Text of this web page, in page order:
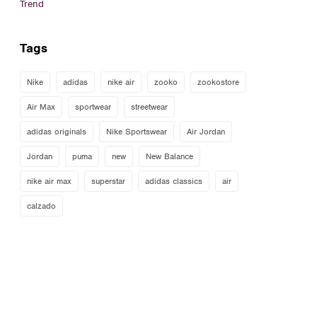
Trend
Tags
Nike adidas nike air zooko zookostore
Air Max sportwear streetwear
adidas originals Nike Sportswear Air Jordan
Jordan puma new New Balance
nike air max superstar adidas classics air
calzado